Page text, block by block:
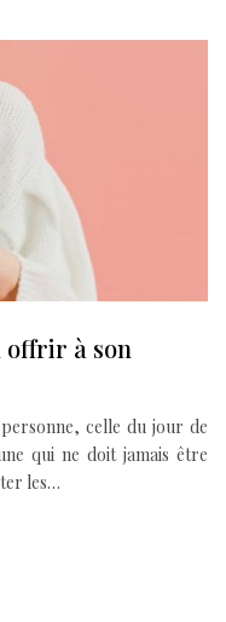
offrir à son
celle du jour de
qui ne doit jamais être
les…